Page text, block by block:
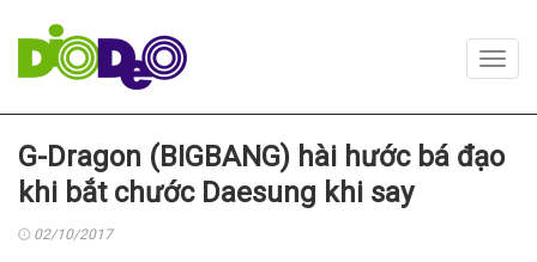
G-Dragon (BIGBANG) hài hước bá đạo
khi bắt chước Daesung khi say
02/10/2017